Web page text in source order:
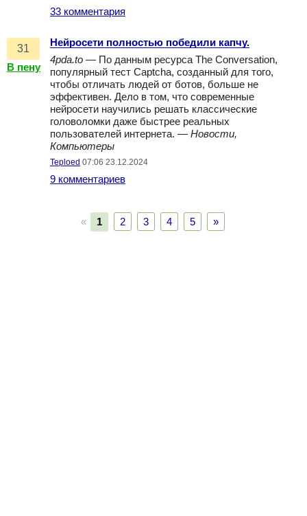
33 комментария
31
В пену
Нейросети полностью победили капчу.
4pda.to — По данным ресурса The Conversation,
популярный тест Captcha, созданный для того,
чтобы отличать людей от ботов, больше не
эффективен. Дело в том, что современные
нейросети научились решать классические
головоломки даже быстрее реальных
пользователей интернета. — Новости,
Компьютеры
Teploed 07:06 23.12.2024
9 комментариев
« 1 2 3 4 5 »